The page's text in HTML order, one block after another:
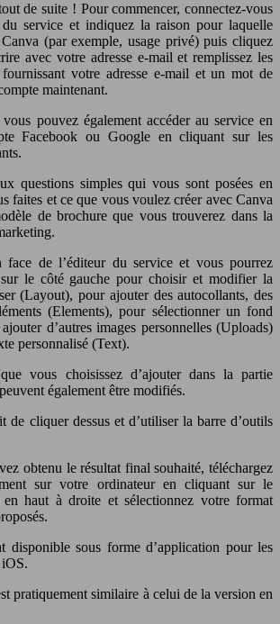
de suite ! Pour commencer, connectez-vous
service et indiquez la raison pour laquelle
(par exemple, usage privé) puis cliquez
avec votre adresse e-mail et remplissez les
votre adresse e-mail et un mot de
maintenant.
pouvez également accéder au service en
Facebook ou Google en cliquant sur les
questions simples qui vous sont posées en
faites et ce que vous voulez créer avec Canva
de brochure que vous trouverez dans la
face de l’éditeur du service et vous pourrez
le côté gauche pour choisir et modifier la
(Layout), pour ajouter des autocollants, des
(Elements), pour sélectionner un fond
d’autres images personnelles (Uploads)
personnalisé (Text).
vous choisissez d’ajouter dans la partie
également être modifiés.
de cliquer dessus et d’utiliser la barre d’outils
obtenu le résultat final souhaité, téléchargez
sur votre ordinateur en cliquant sur le
en haut à droite et sélectionnez votre format
disponible sous forme d’application pour les
pratiquement similaire à celui de la version en